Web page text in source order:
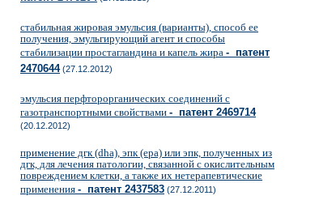
стабильная жировая эмульсия (варианты), способ ее
получения, эмульгирующий агент и способы
стабилизации простагландина и капель жира - патент
2470644(27.12.2012)
эмульсия перфторорганических соединений с
газотранспортными свойствами - патент 2469714
(20.12.2012)
применение дгк (dha), эпк (epa) или эпк, полученных из
дгк, для лечения патологии, связанной с окислительным
повреждением клетки, a также их нетерапевтические
применения - патент 2437583 (27.12.2011)